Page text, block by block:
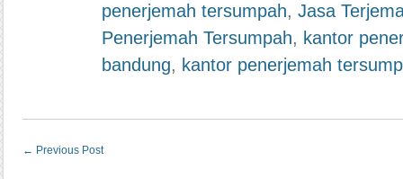
penerjemah tersumpah, Jasa
Penerjemah Tersumpah, kantor
bandung, kantor penerjemah
← Previous Post